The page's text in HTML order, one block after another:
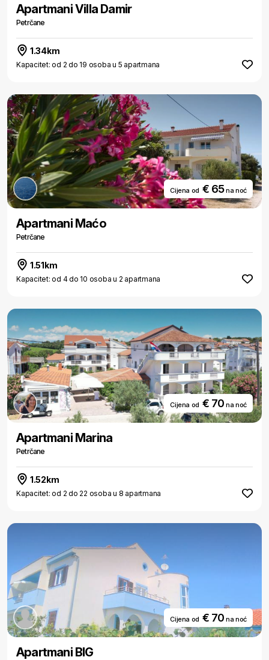
Apartmani Villa Damir
Petrčane
1.34km
Kapacitet: od 2 do 19 osoba u 5 apartmana
Cijena od € 65na noć
Apartmani Maćo
Petrčane
1.51km
Kapacitet: od 4 do 10 osoba u 2 apartmana
Cijena od € 70na noć
Apartmani Marina
Petrčane
1.52km
Kapacitet: od 2 do 22 osoba u 8 apartmana
Cijena od € 70na noć
Apartmani BIG